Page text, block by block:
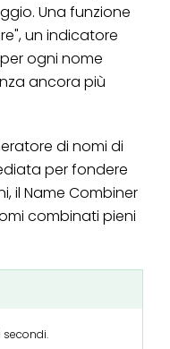
Una funzione
un indicatore
ogni nome
ancora più
di nomi di
per fondere
il Name Combiner
combinati pieni
secondi.